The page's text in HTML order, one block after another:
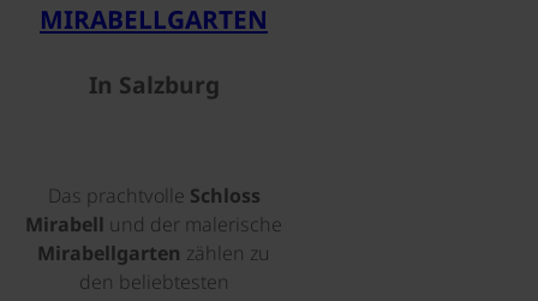
MIRABELLGARTEN
In Salzburg
Das prachtvolle Schloss
Mirabell und der malerische
Mirabellgarten zählen zu
den beliebtesten